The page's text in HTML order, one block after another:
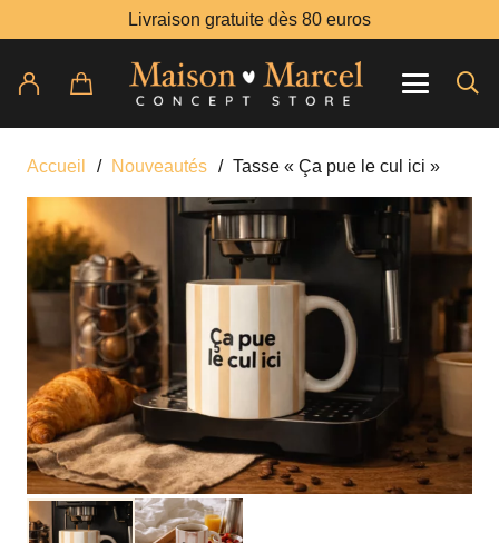
Livraison gratuite dès 80 euros
Accueil / Nouveautés / Tasse « Ça pue le cul ici »